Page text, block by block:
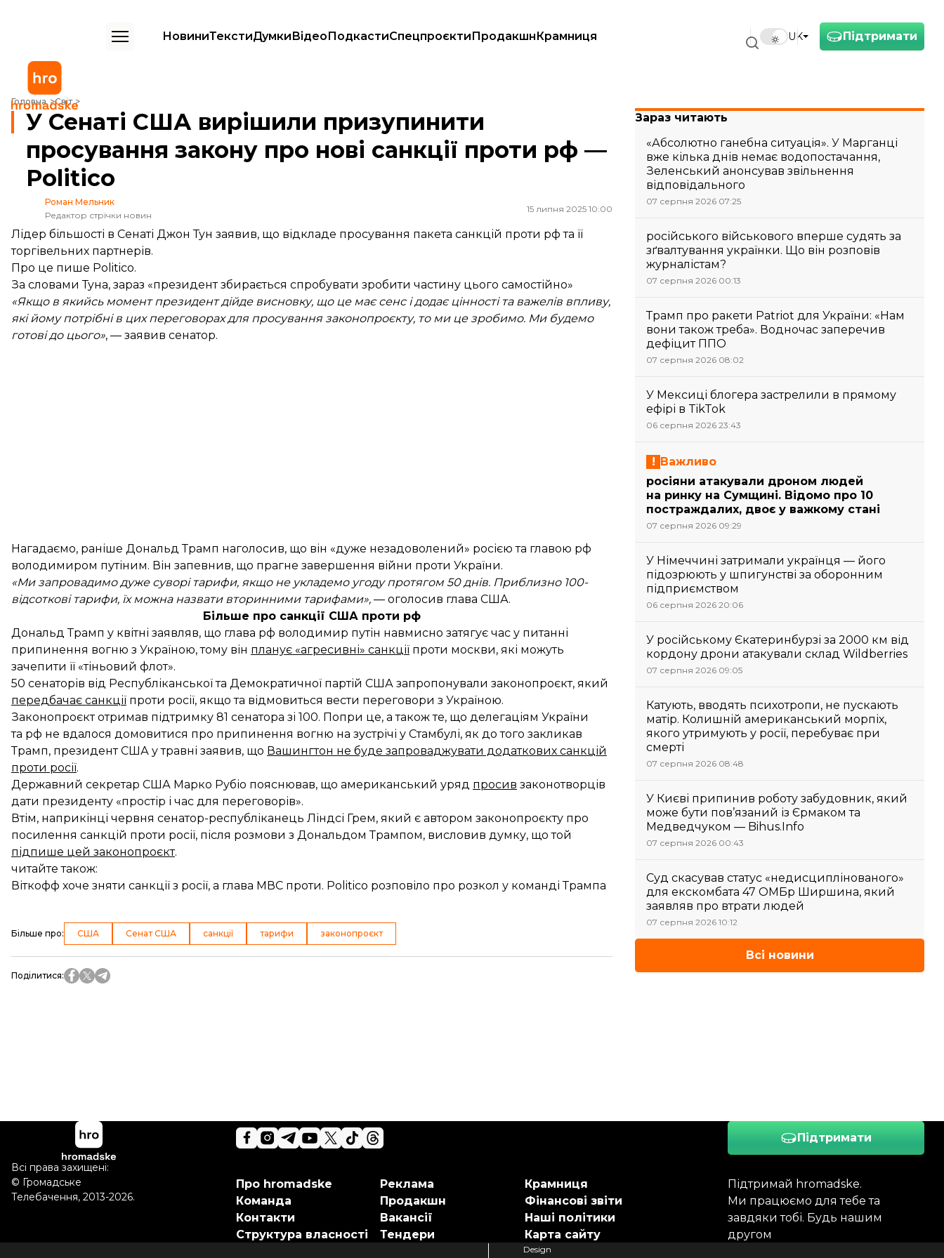
Підтримати
UK
НовиниТекстиДумкиВідеоПодкастиСпецпроєктиПродакшнКрамниця
Головна Світ
У Сенаті США вирішили призупинити просування закону про нові санкції проти рф — Politico
У Сенаті США вирішили призупинити
просування закону про нові санкції проти рф —
Politico
Роман Мельник
Редактор стрічки новин
15 липня 2025 10:00
Лідер більшості в Сенаті Джон Тун заявив, що відкладе просування пакета санкцій проти рф та її
торгівельних партнерів.
Про це пише Politico.
За словами Туна, зараз «президент збирається спробувати зробити частину цього самостійно»
«Якщо в якийсь момент президент дійде висновку, що це має сенс і додає цінності та важелів впливу,
які йому потрібні в цих переговорах для просування законопроєкту, то ми це зробимо. Ми будемо
готові до цього», — заявив сенатор.
Нагадаємо, раніше Дональд Трамп наголосив, що він «дуже незадоволений» росією та главою рф
володимиром путіним. Він запевнив, що прагне завершення війни проти України.
«Ми запровадимо дуже суворі тарифи, якщо не укладемо угоду протягом 50 днів. Приблизно 100-
відсоткові тарифи, їх можна назвати вторинними тарифами», — оголосив глава США.
Більше про санкції США проти рф
Дональд Трамп у квітні заявляв, що глава рф володимир путін навмисно затягує час у питанні
припинення вогню з Україною, тому він планує «агресивні» санкції проти москви, які можуть
зачепити її «тіньовий флот».
50 сенаторів від Республіканської та Демократичної партій США запропонували законопроєкт, який
передбачає санкції проти росії, якщо та відмовиться вести переговори з Україною.
Законопроєкт отримав підтримку 81 сенатора зі 100. Попри це, а також те, що делегаціям України
та рф не вдалося домовитися про припинення вогню на зустрічі у Стамбулі, як до того закликав
Трамп, президент США у травні заявив, що Вашингтон не буде запроваджувати додаткових санкцій
проти росії.
Державний секретар США Марко Рубіо пояснював, що американський уряд просив законотворців
дати президенту «простір і час для переговорів».
Втім, наприкінці червня сенатор-республіканець Ліндсі Грем, який є автором законопроєкту про
посилення санкцій проти росії, після розмови з Дональдом Трампом, висловив думку, що той
підпише цей законопроєкт.
читайте також:
Віткофф хоче зняти санкції з росії, а глава МВС проти. Politico розповіло про розкол у команді Трампа
Більше про: США Сенат США санкції тарифи законопроєкт
Поділитися:
Зараз читають
«Абсолютно ганебна ситуація». У Марганці
вже кілька днів немає водопостачання,
Зеленський анонсував звільнення
відповідального
07 серпня 2026 07:25
російського військового вперше судять за
зґвалтування українки. Що він розповів
журналістам?
07 серпня 2026 00:13
Трамп про ракети Patriot для України: «Нам
вони також треба». Водночас заперечив
дефіцит ППО
07 серпня 2026 08:02
У Мексиці блогера застрелили в прямому
ефірі в TikTok
06 серпня 2026 23:43
Важливо
росіяни атакували дроном людей
на ринку на Сумщині. Відомо про 10
постраждалих, двоє у важкому стані
07 серпня 2026 09:29
У Німеччині затримали українця — його
підозрюють у шпигунстві за оборонним
підприємством
06 серпня 2026 20:06
У російському Єкатеринбурзі за 2000 км від
кордону дрони атакували склад Wildberries
07 серпня 2026 09:05
Катують, вводять психотропи, не пускають
матір. Колишній американський морпіх,
якого утримують у росії, перебуває при
смерті
07 серпня 2026 08:48
У Києві припинив роботу забудовник, який
може бути пов’язаний із Єрмаком та
Медведчуком — Bihus.Info
07 серпня 2026 00:43
Суд скасував статус «недисциплінованого»
для екскомбата 47 ОМБр Ширшина, який
заявляв про втрати людей
07 серпня 2026 10:12
Всі новини
Підтримати
Підтримай hromadske.
Ми працюємо для тебе та
завдяки тобі. Будь нашим
другом
Про hromadske
Команда
Контакти
Структура власності
Реклама
Продакшн
Вакансії
Тендери
Крамниця
Фінансові звіти
Наші політики
Карта сайту
Всі права захищені:
© Громадське
Телебачення, 2013-2026.
Design